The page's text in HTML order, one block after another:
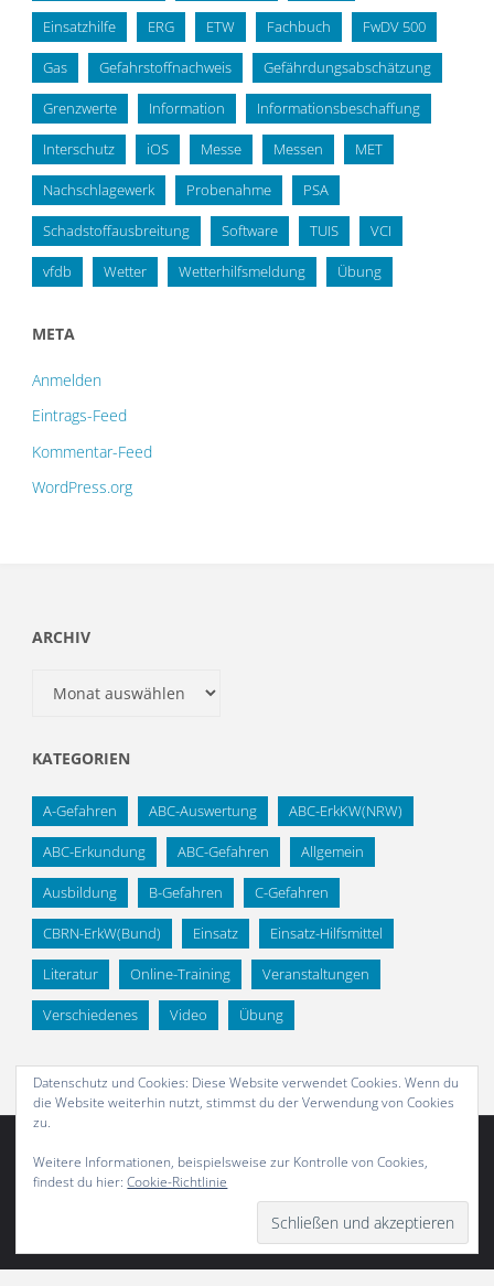
Einsatzhilfe ERG ETW Fachbuch FwDV 500
Gas Gefahrstoffnachweis Gefährdungsabschätzung
Grenzwerte Information Informationsbeschaffung
Interschutz iOS Messe Messen MET
Nachschlagewerk Probenahme PSA
Schadstoffausbreitung Software TUIS VCI
vfdb Wetter Wetterhilfsmeldung Übung
META
Anmelden
Eintrags-Feed
Kommentar-Feed
WordPress.org
ARCHIV
KATEGORIEN
A-Gefahren ABC-Auswertung ABC-ErkKW(NRW)
ABC-Erkundung ABC-Gefahren Allgemein
Ausbildung B-Gefahren C-Gefahren
CBRN-ErkW(Bund) Einsatz Einsatz-Hilfsmittel
Literatur Online-Training Veranstaltungen
Verschiedenes Video Übung
Fluida&WordPress.Abonnieren
Datenschutz und Cookies: Diese Website verwendet Cookies. Wenn du
die Website weiterhin nutzt, stimmst du der Verwendung von Cookies
zu.
Weitere Informationen, beispielsweise zur Kontrolle von Cookies,
findest du hier:Cookie-Richtlinie